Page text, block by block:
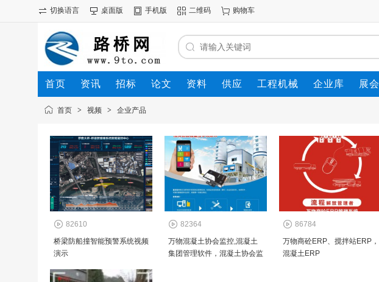
切换语言 桌面版 手机版 二维码 购物车
首页 资讯 招标 论文 资料 供应 工程机械 企业库 展会
首页 > 视频 > 企业产品
82610
桥梁防船撞智能预警系统视频
演示
82364
万物混凝土协会监控,混凝土
集团管理软件，混凝土协会监
86784
万物商砼ERP、搅拌站ERP，
混凝土ERP